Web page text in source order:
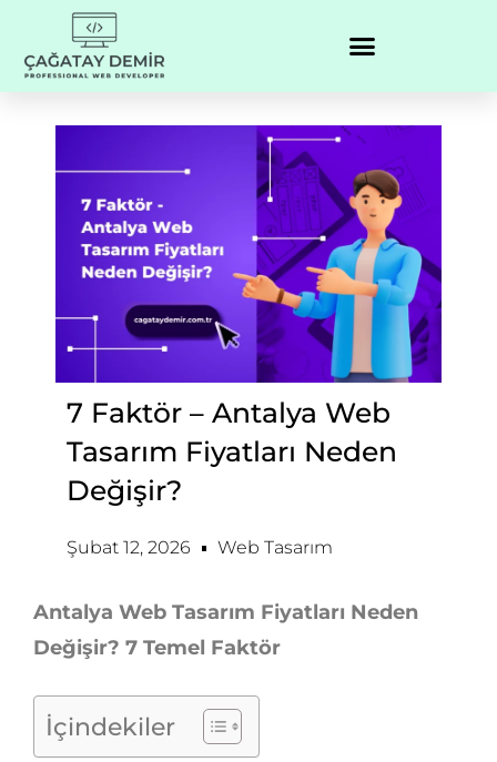
7 Faktör – Antalya Web
Tasarım Fiyatları Neden
Değişir?
Şubat 12, 2026 Web Tasarım
Antalya Web Tasarım Fiyatları Neden
Değişir? 7 Temel Faktör
İçindekiler